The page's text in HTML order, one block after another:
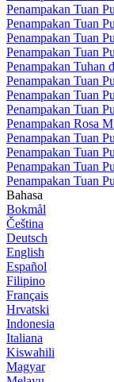
Penampakan Tuan
Penampakan Tuan
Penampakan Tuan
Penampakan Tuan
Penampakan Tuhan
Penampakan Tuan
Penampakan Tuan
Penampakan Tuan
Penampakan Rosa
Penampakan Tuan
Penampakan Tuan
Penampakan Tuan
Penampakan Tuan
Bahasa
Bokmål
Čeština
Deutsch
English
Español
Filipino
Français
Hrvatski
Indonesia
Italiana
Kiswahili
Magyar